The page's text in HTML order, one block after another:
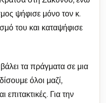
ψήφισε μόνο τον κ.
του και καταψήφισε
τα πράγματα σε μια
όλοι μαζί,
επιτακτικές. Για την